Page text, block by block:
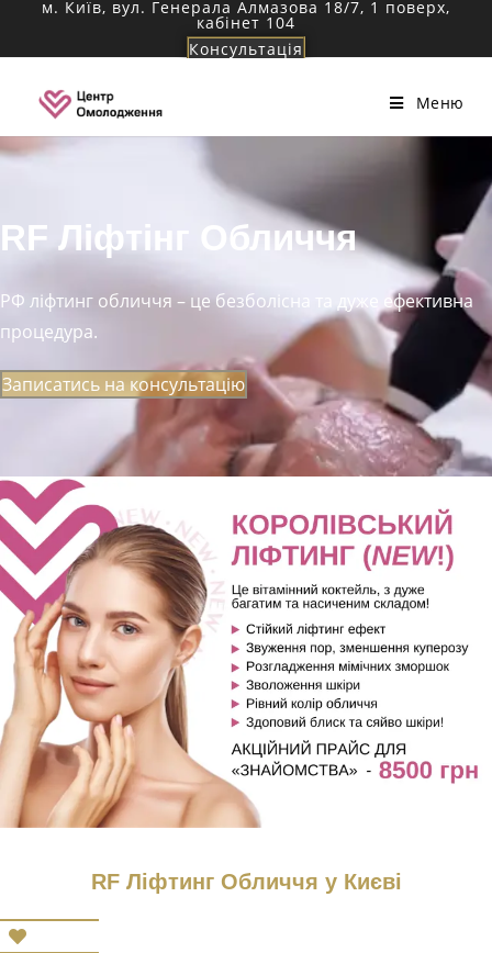
Перейтим. Київ, вул. Генерала Алмазова 18/7, 1 поверх,
кабінет 104
Консультація
Меню
RF Ліфтінг Обличчя
РФ ліфтинг обличчя – це безболісна та дуже ефективна
процедура.
Записатись на консультацію
RF Ліфтинг Обличчя у Києві